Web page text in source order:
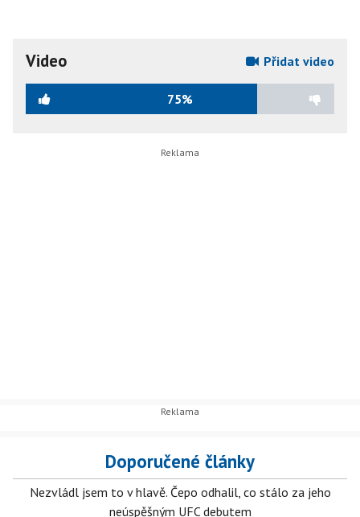
Video Přidat video
75%
Doporučené články
Nezvládl jsem to v hlavě. Čepo odhalil, co stálo za jeho
neúspěšným UFC debutem